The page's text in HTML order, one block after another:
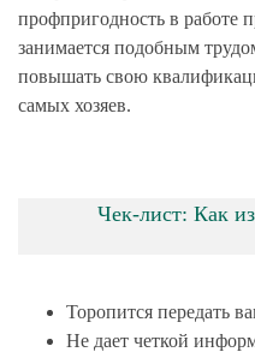
профпригодность в работе
занимается подобным
повышать свою
самых хозяев.
Чек-лист: Как
Торопится передать
Не дает четкой